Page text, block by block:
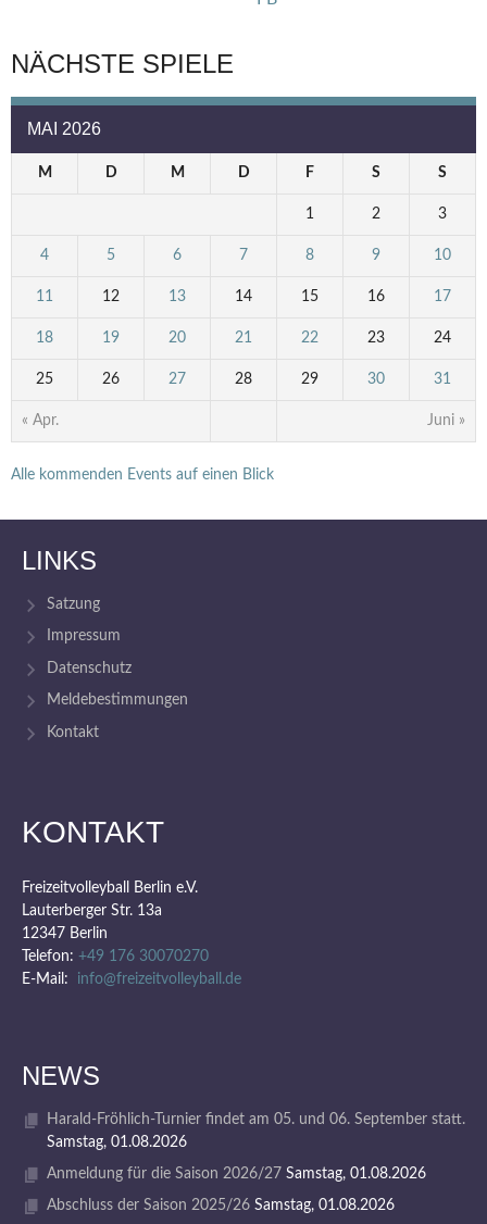
NÄCHSTE SPIELE
MAI 2026
M D M D F S S
« Apr. Juni »
1 2 3
4 5 6 7 8 9 10
11 12 13 14 15 16 17
18 19 20 21 22 23 24
25 26 27 28 29 30 31
Alle kommenden Events auf einen Blick
LINKS
Satzung
Impressum
Datenschutz
Meldebestimmungen
Kontakt
KONTAKT
Freizeitvolleyball Berlin e.V.
Lauterberger Str. 13a
12347 Berlin
Telefon: +49 176 30070270
E-Mail: info@freizeitvolleyball.de
NEWS
Harald-Fröhlich-Turnier findet am 05. und 06. September statt.
Samstag, 01.08.2026
Anmeldung für die Saison 2026/27 Samstag, 01.08.2026
Abschluss der Saison 2025/26 Samstag, 01.08.2026